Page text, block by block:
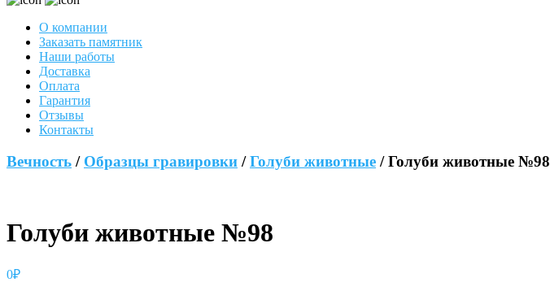
О компании
Заказать памятник
Наши работы
Доставка
Оплата
Гарантия
Отзывы
Контакты
Вечность / Образцы гравировки /Голуби животные / Голуби животные №98
Голуби животные №98
0₽